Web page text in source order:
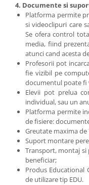
4. Documente si
Platforma permite
si videoclipuri care
Se ofera control
media, fiind
atunci cand acesta
Profesorii pot
fie vizibil pe
documentul poate fi
Elevii pot prelua
individual, sau un
Platforma permite
de fisiere:
Greutate maxima de
Suport montare
Transport, montaj
beneficiar;
Produs Educational
de utilizare tip EDU.